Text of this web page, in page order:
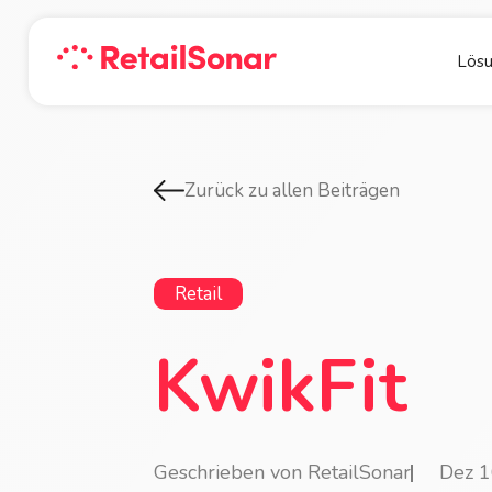
Zurück zu allen Beiträgen
Retail
KwikFit
Geschrieben von RetailSonar Dez